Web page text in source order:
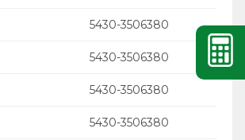
5430-3506380
5430-3506380
5430-3506380
5430-3506380